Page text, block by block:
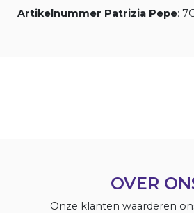
Artikelnummer Patrizia Pepe:
OVER
Onze klanten waarderen